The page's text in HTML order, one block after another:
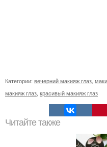
Категории: вечерний макияж глаз
макияж глаз красивый макияж глаз
Читайте также